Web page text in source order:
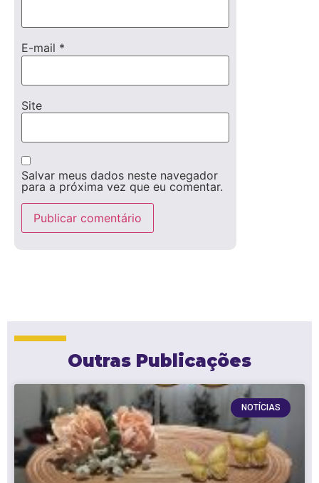
E-mail *
Site
Salvar meus dados neste navegador
para a próxima vez que eu comentar.
Outras Publicações
NOTÍCIAS